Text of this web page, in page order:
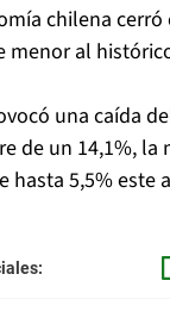
chilena
menor al
una caída
de un 14,1%, la
hasta 5,5% este